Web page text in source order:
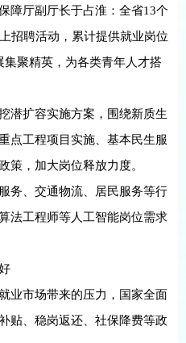
障厅副厅长于占淮：全省13个
招聘活动，累计提供就业岗位
聚精英，为各类青年人才搭
潜扩容实施方案，围绕新质生
点工程项目实施、基本民生服
策，加大岗位释放力度。
务、交通物流、居民服务等行
法工程师等人工智能岗位需求
业市场带来的压力，国家全面
贴、稳岗返还、社保降费等政